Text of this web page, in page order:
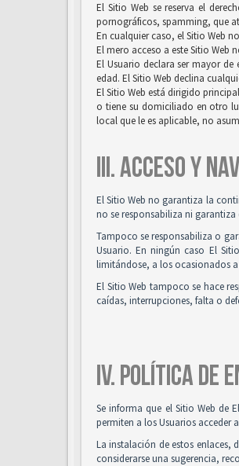
El Sitio Web se reserva el
pornográficos, spamming, que
En cualquier caso, el Sitio Web
El mero acceso a este Sitio Web
El Usuario declara ser mayor
edad. El Sitio Web declina
El Sitio Web está dirigido
o tiene su domiciliado en otro
local que le es aplicable, no
III. ACCESO Y
El Sitio Web no garantiza la
no se responsabiliza ni garantiza
Tampoco se responsabiliza o
Usuario. En ningún caso El
limitándose, a los ocasionados
El Sitio Web tampoco se hace
caídas, interrupciones, falta o
IV. POLÍTICA DE
Se informa que el Sitio Web de
permiten a los Usuarios acceder
La instalación de estos enlaces,
considerarse una sugerencia,